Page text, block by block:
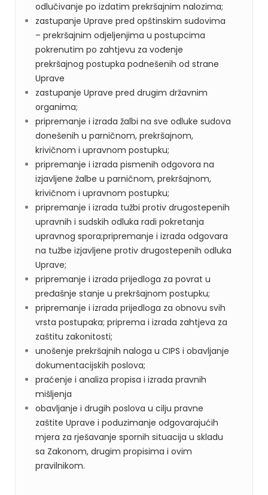
odlučivanje po izdatim prekršajnim nalozima;
zastupanje Uprave pred opštinskim sudovima
– prekršajnim odjeljenjima u postupcima
pokrenutim po zahtjevu za vođenje
prekršajnog postupka podnešenih od strane
Uprave
zastupanje Uprave pred drugim državnim
organima;
pripremanje i izrada žalbi na sve odluke sudova
donešenih u parničnom, prekršajnom,
krivičnom i upravnom postupku;
pripremanje i izrada pismenih odgovora na
izjavljene žalbe u parničnom, prekršajnom,
krivičnom i upravnom postupku;
pripremanje i izrada tužbi protiv drugostepenih
upravnih i sudskih odluka radi pokretanja
upravnog spora;pripremanje i izrada odgovara
na tužbe izjavljene protiv drugostepenih odluka
Uprave;
pripremanje i izrada prijedloga za povrat u
pređašnje stanje u prekršajnom postupku;
pripremanje i izrada prijedloga za obnovu svih
vrsta postupaka; priprema i izrada zahtjeva za
zaštitu zakonitosti;
unošenje prekršajnih naloga u CIPS i obavljanje
dokumentacijskih poslova;
praćenje i analiza propisa i izrada pravnih
mišljenja
obavljanje i drugih poslova u cilju pravne
zaštite Uprave i poduzimanje odgovarajućih
mjera za rješavanje spornih situacija u skladu
sa Zakonom, drugim propisima i ovim
pravilnikom.